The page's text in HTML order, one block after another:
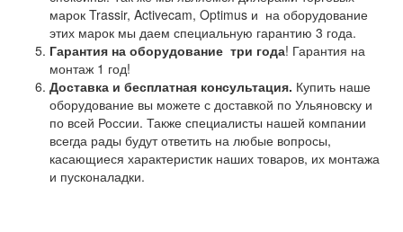
марок Trassir, Activecam, Optimus и на оборудование
этих марок мы даем специальную гарантию 3 года.
Гарантия на оборудование три года! Гарантия на
монтаж 1 год!
Доставка и бесплатная консультация. Купить наше
оборудование вы можете с доставкой по Ульяновску и
по всей России. Также специалисты нашей компании
всегда рады будут ответить на любые вопросы,
касающиеся характеристик наших товаров, их монтажа
и пусконаладки.